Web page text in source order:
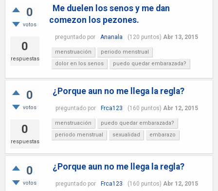
0
votos
0
respuestas
Me duelen los senos y me dan
comezon los pezones.
preguntado por Ananala (120 puntos) Abr 13, 2015
menstruación
periodo menstrual
dolor en los senos
puedo quedar embarazada?
0
votos
0
respuestas
¿Porque aun no me llega la regla?
preguntado por Frca123 (160 puntos) Abr 12, 2015
menstruación
puedo quedar embarazada?
periodo menstrual
sexualidad embarazo
0
votos
¿Porque aun no me llega la regla?
preguntado por Frca123 (160 puntos) Abr 12, 2015